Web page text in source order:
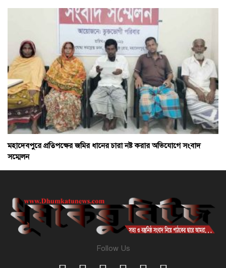
মহাদেবপুরে প্রতিপক্ষের জমির ধানের চারা নষ্ট করার অভিযোগে সংবাদ
সম্মেলন
Follow Us